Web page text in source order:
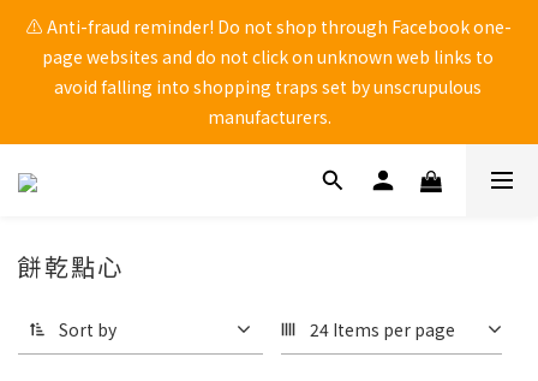
🚨 中秋檔期 9/1~9/25 黑貓物流 「無法保證到貨日配達」 ，有送
禮需求，請務必自行提前到貨日。
⚠ Anti-fraud reminder! Do not shop through Facebook one-
page websites and do not click on unknown web links to
avoid falling into shopping traps set by unscrupulous
manufacturers.
餅乾點心
Sort by 24 Items per page